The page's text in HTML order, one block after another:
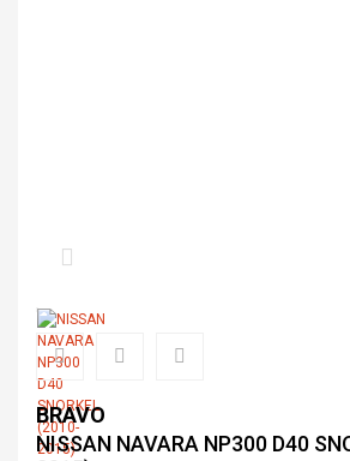
BRAVO
NISSAN NAVARA NP300 D40